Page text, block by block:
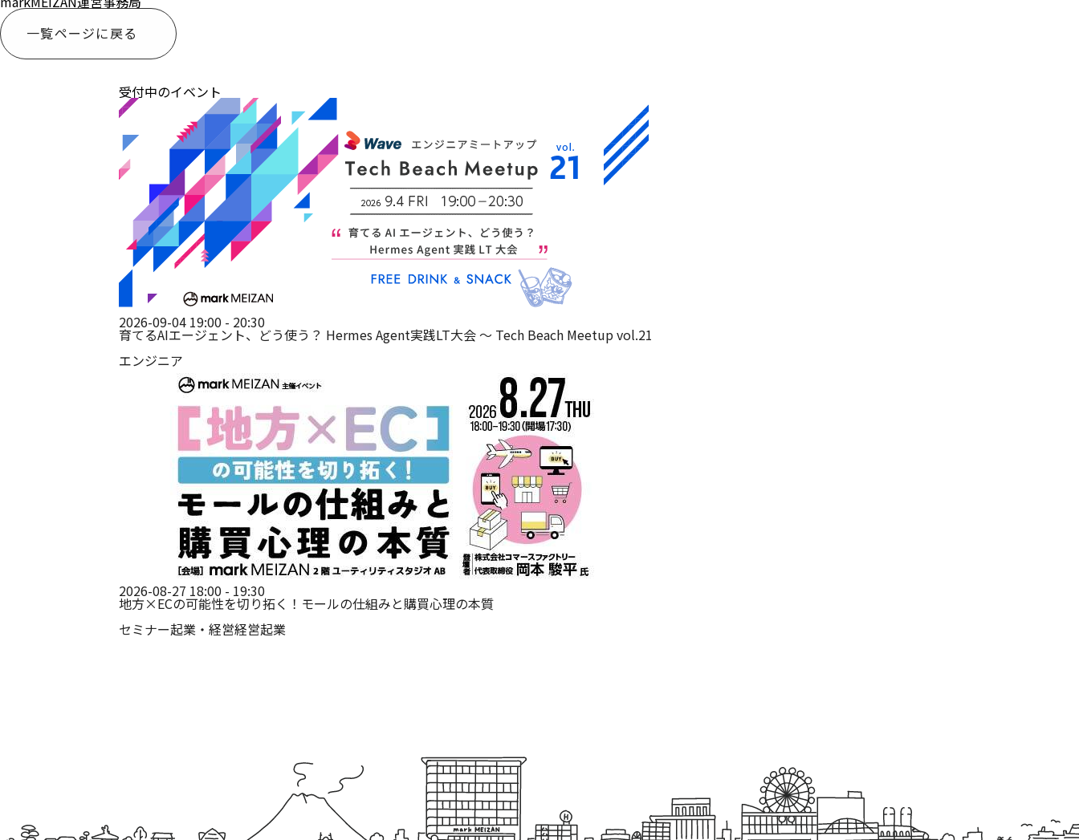
一覧ページに戻る
受付中のイベント
2026-09-04 19:00 - 20:30
育てるAIエージェント、どう使う？ Hermes Agent実践LT大会 ～ Tech Beach Meetup vol.21
エンジニア
2026-08-27 18:00 - 19:30
地方×ECの可能性を切り拓く！モールの仕組みと購買心理の本質
セミナー起業・経営経営起業